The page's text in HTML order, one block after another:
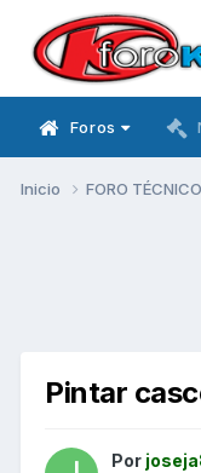
Foros
Inicio FORO TÉCNICO
Pintar
Por